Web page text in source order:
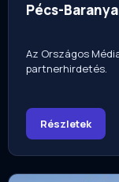
Pécs-
Az Országos
partnerhirdetés.
Részletek